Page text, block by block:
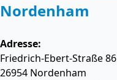
Nordenham
Adresse:
Friedrich-Ebert-Straße 86
26954 Nordenham